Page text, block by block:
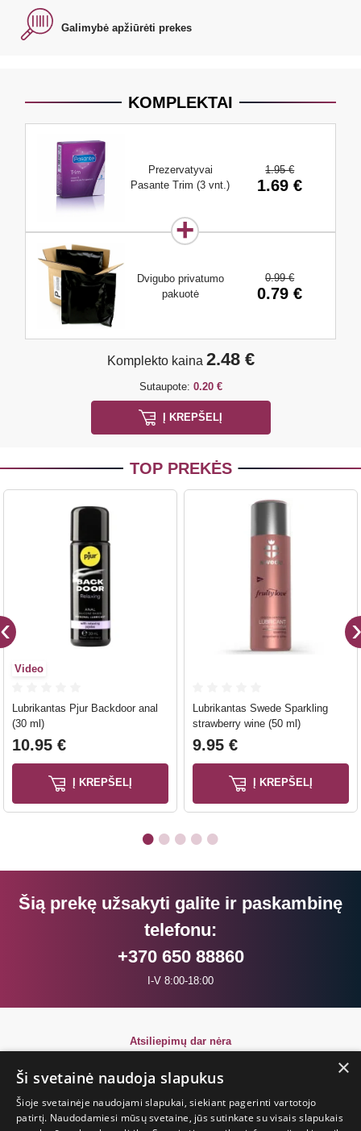
Galimybė apžiūrėti prekes
KOMPLEKTAI
Prezervatyvai
Pasante Trim (3 vnt.)
1.95 €
1.69 €
Dvigubo privatumo
pakuotė
0.99 €
0.79 €
Komplekto kaina 2.48 €
Sutaupote: 0.20 €
Į KREPŠELĮ
TOP PREKĖS
Video
Lubrikantas Pjur Backdoor anal
(30 ml)
10.95 €
Į KREPŠELĮ
Lubrikantas Swede Sparkling
strawberry wine (50 ml)
9.95 €
Į KREPŠELĮ
Šią prekę užsakyti galite ir paskambinę
telefonu:
+370 650 88860
I-V 8:00-18:00
Atsiliepimų dar nėra
×
Ši svetainė naudoja slapukus
Šioje svetainėje naudojami slapukai, siekiant pagerinti vartotojo
patirtį. Naudodamiesi mūsų svetaine, jūs sutinkate su visais slapukais